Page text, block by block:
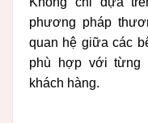
phương pháp
quan hệ giữa các
phù hợp với từng
khách hàng.